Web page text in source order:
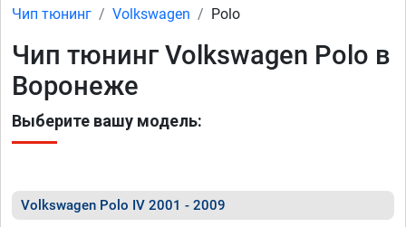
Чип тюнинг Volkswagen Polo
Чип тюнинг Volkswagen Polo в
Воронеже
Выберите вашу модель:
Volkswagen Polo IV 2001 - 2009